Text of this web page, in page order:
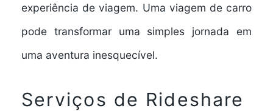
experiência de viagem. Uma viagem de carro
pode transformar uma simples jornada em
uma aventura inesquecível.
Serviços de Rideshare